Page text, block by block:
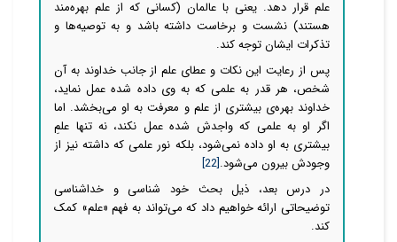
علم قرار دهد. یعنی با عالمان (کسانی که از علم بهره‌مند
هستند) نشست و برخاست داشته باشد و به توصیه‌ها و
تذکرات ایشان توجه کند.
پس از رعایت این نکات و عطای علم از جانب خداوند به آن
شخص، هر قدر به علمی که به وی داده شده عمل نماید،
خداوند بهره‌ی بیشتری از علم و معرفت به او می‌بخشد. اما
اگر او به علمی که واجدش شده عمل نکند، نه تنها علمِ
بیشتری به او داده نمی‌شود، بلکه نور علمی که داشته نیز از
وجودش بیرون می‌شود.[22]
در درس بعد، ذیل بحث خود شناسی و خداشناسی
توضیحاتی ارائه خواهیم داد که می‌تواند به فهم «علم» کمک
کند.